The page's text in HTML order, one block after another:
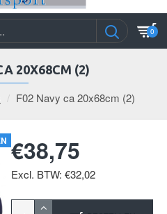
0
F02 Navy ca 20x68cm (2)
20X68CM (2)
€38,75
Excl. BTW: €32,02